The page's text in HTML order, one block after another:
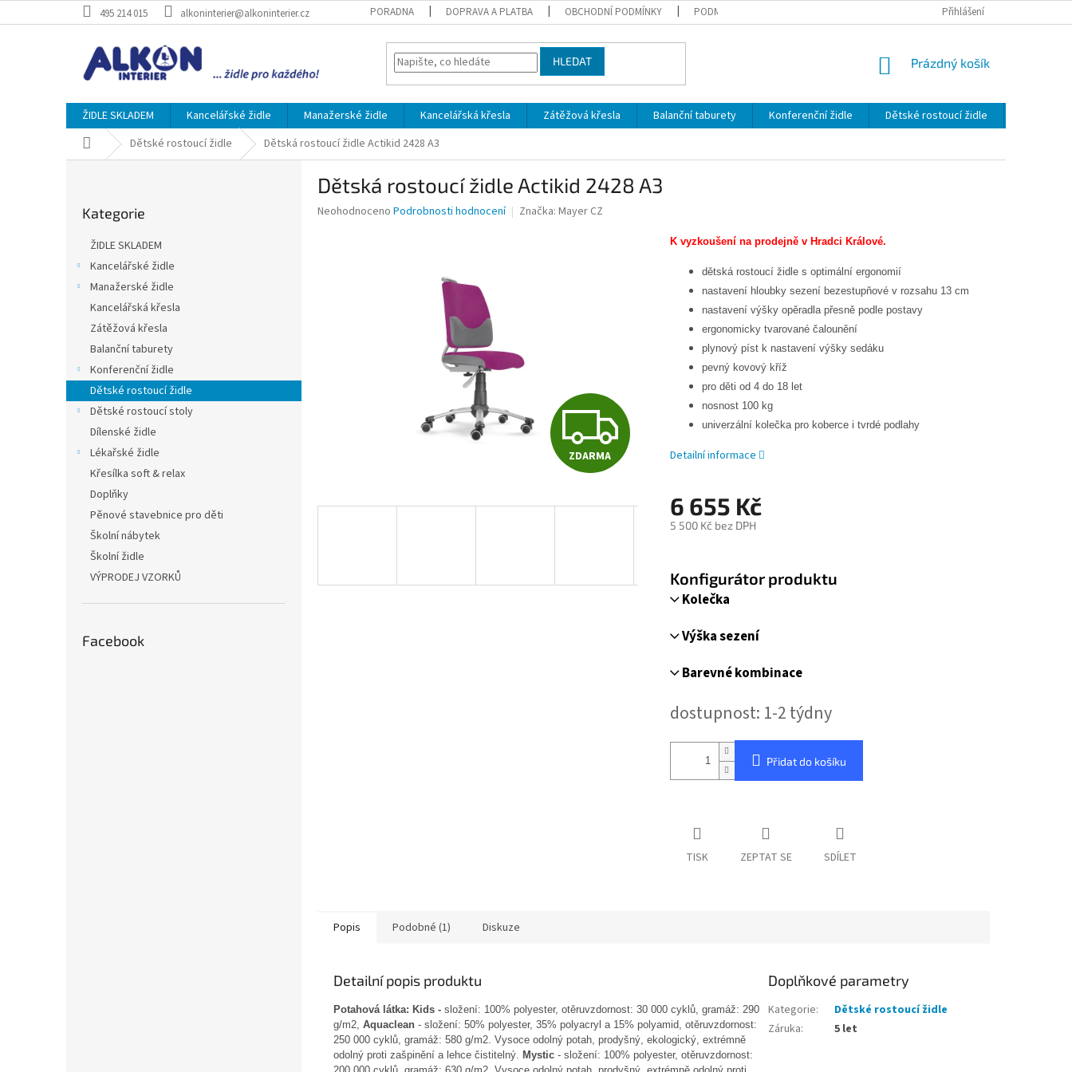
na
495 214 015 alkoninterier@alkoninterier.cz PORADNA DOPRAVA A PLATBA OBCHODNÍ PODMÍNKY PODMÍNKY OCHRANY OSOBNÍCH ÚDAJŮ Přihlášení
HLEDAT
NÁKUPNÍ
Prázdný košík
ŽIDLE SKLADEM Kancelářské židle Manažerské židle Kancelářská křesla Zátěžová křesla Balanční taburety Konferenční židle Dětské rostoucí židle
Domů Dětské rostoucí židle Dětská rostoucí židle Actikid 2428 A3
e
l
kategorie
Kategorie
ŽIDLE SKLADEM
Kancelářské židle
Manažerské židle
Kancelářská křesla
Zátěžová křesla
Balanční taburety
Konferenční židle
Dětské rostoucí židle
Dětské rostoucí stoly
Dílenské židle
Lékařské židle
Křesílka soft & relax
Doplňky
Pěnové stavebnice pro děti
Školní nábytek
Školní židle
VÝPRODEJ VZORKŮ
Facebook
Dětská rostoucí židle Actikid 2428 A3
Průměrné
Neohodnoceno Podrobnosti hodnocení Značka: Mayer CZ
Z
D
R
ZDARMA
6 655 Kč
5 500 Kč bez DPH
dostupnost: 1-2 týdny
Přidat do košíku
K vyzkoušení na prodejně v Hradci Králové.
dětská rostoucí židle s optimální ergonomií
nastavení hloubky sezení bezestupňové v rozsahu 13 cm
nastavení výšky opěradla přesně podle postavy
ergonomicky tvarované čalounění
plynový píst k nastavení výšky sedáku
pevný kovový kříž
pro děti od 4 do 18 let
nosnost 100 kg
univerzální kolečka pro koberce i tvrdé podlahy
Detailní informace
TISK ZEPTAT SE SDÍLET
Konfigurátor produktu
Kolečka
Výška sezení
Barevné kombinace
Popis Podobné (1) Diskuze
Detailní popis produktu
Potahová látka: Kids - složení: 100% polyester, otěruvzdornost: 30 000 cyklů, gramáž: 290
g/m2, Aquaclean - složení: 50% polyester, 35% polyacryl a 15% polyamid, otěruvzdornost:
250 000 cyklů, gramáž: 580 g/m2. Vysoce odolný potah, prodyšný, ekologický, extrémně
odolný proti zašpinění a lehce čistitelný. Mystic - složení: 100% polyester, otěruvzdornost:
Doplňkové parametry
Kategorie:
Dětské rostoucí židle
Záruka: 5 let